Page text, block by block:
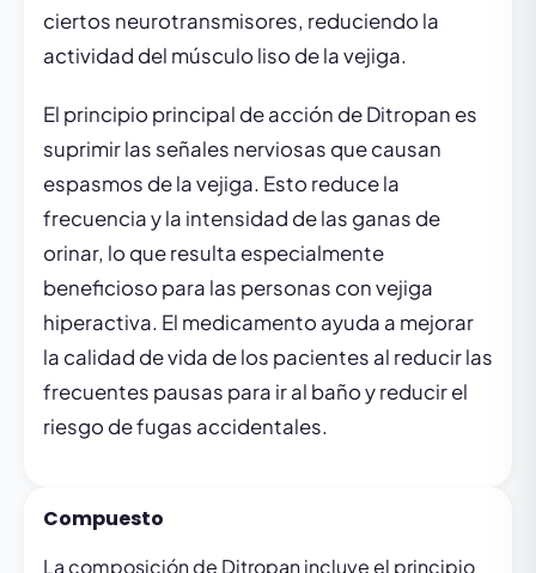
ciertos neurotransmisores, reduciendo la
actividad del músculo liso de la vejiga.
El principio principal de acción de Ditropan es
suprimir las señales nerviosas que causan
espasmos de la vejiga. Esto reduce la
frecuencia y la intensidad de las ganas de
orinar, lo que resulta especialmente
beneficioso para las personas con vejiga
hiperactiva. El medicamento ayuda a mejorar
la calidad de vida de los pacientes al reducir las
frecuentes pausas para ir al baño y reducir el
riesgo de fugas accidentales.
Compuesto
La composición de Ditropan incluye el principio